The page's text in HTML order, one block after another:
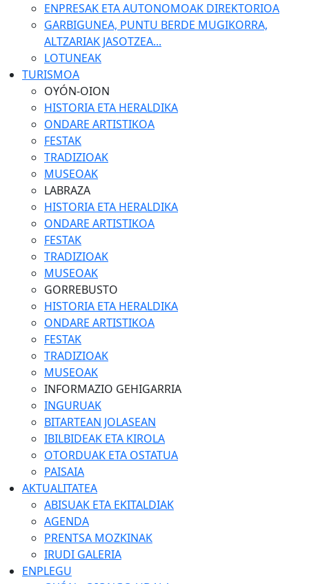
ENPRESAK ETA AUTONOMOAK DIREKTORIOA
GARBIGUNEA, PUNTU BERDE MUGIKORRA,
ALTZARIAK JASOTZEA...
LOTUNEAK
TURISMOA
OYÓN-OION
HISTORIA ETA HERALDIKA
ONDARE ARTISTIKOA
FESTAK
TRADIZIOAK
MUSEOAK
LABRAZA
HISTORIA ETA HERALDIKA
ONDARE ARTISTIKOA
FESTAK
TRADIZIOAK
MUSEOAK
GORREBUSTO
HISTORIA ETA HERALDIKA
ONDARE ARTISTIKOA
FESTAK
TRADIZIOAK
MUSEOAK
INFORMAZIO GEHIGARRIA
INGURUAK
BITARTEAN JOLASEAN
IBILBIDEAK ETA KIROLA
OTORDUAK ETA OSTATUA
PAISAIA
AKTUALITATEA
ABISUAK ETA EKITALDIAK
AGENDA
PRENTSA MOZKINAK
IRUDI GALERIA
ENPLEGU